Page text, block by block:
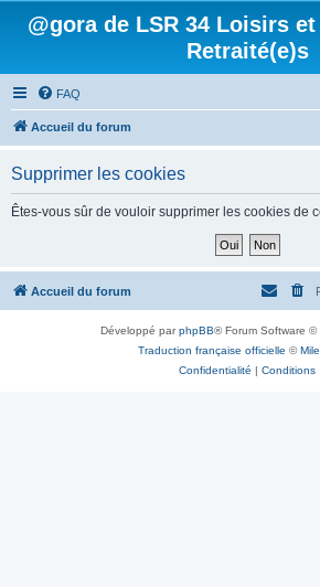
@gora de LSR 34 Loisirs
Retraité(e)s
FAQ
Accueil du forum
Supprimer les cookies
Êtes-vous sûr de vouloir supprimer les cookies de
Accueil du forum
Développé parphpBB® Forum Software ©
Traduction française officielle ©
Confidentialité | Conditions